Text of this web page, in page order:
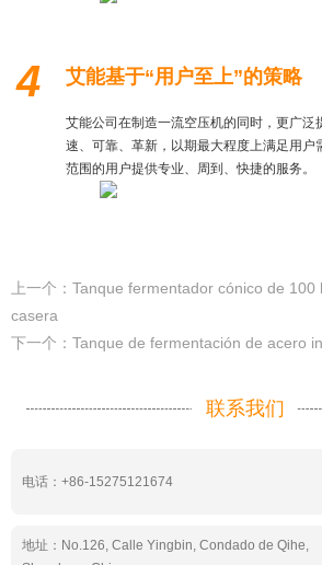
4 艾能基于“用户至上”的策略
艾能公司在制造一流空压机的同时，更广泛
速、可靠、革新，以期最大程度上满足用户
范围的用户提供专业、周到、快捷的服务。
上一个：Tanque fermentador cónico de
casera
下一个：Tanque de fermentación de acero
联系我们
电话：+86-15275121674
地址：No.126, Calle Yingbin, Condado de Qihe,